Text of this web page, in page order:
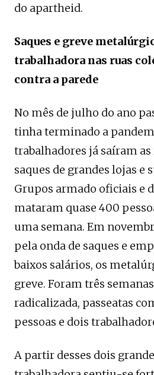
do apartheid.
Saques e greve
trabalhadora nas ruas
contra a parede
No mês de julho do ano
tinha terminado a
trabalhadores já saíram
saques de grandes lojas e
Grupos armado oficiais e
mataram quase 400
uma semana. Em
pela onda de saques e
baixos salários, os
greve. Foram três
radicalizada, passeatas
pessoas e dois
A partir desses dois